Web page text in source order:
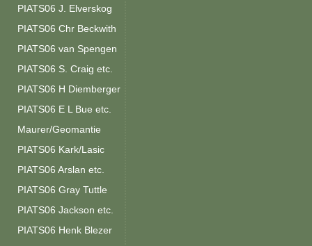
PIATS06 J. Elverskog
PIATS06 Chr Beckwith
PIATS06 van Spengen
PIATS06 S. Craig etc.
PIATS06 H Diemberger
PIATS06 E L Bue etc.
Maurer/Geomantie
PIATS06 Kark/Lasic
PIATS06 Arslan etc.
PIATS06 Gray Tuttle
PIATS06 Jackson etc.
PIATS06 Henk Blezer